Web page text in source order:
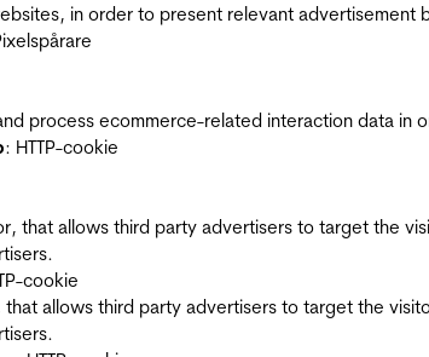
in order to present relevant advertisement
process ecommerce-related interaction data in
: HTTP-cookie
that allows third party advertisers to target the
cookie
allows third party advertisers to target the